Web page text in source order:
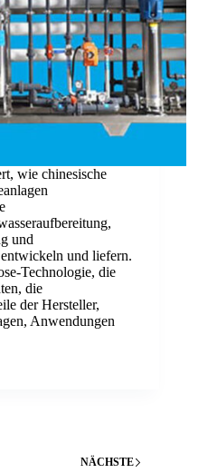
wie chinesische
und
und liefern.
Technologie, die
die
der Hersteller,
Anwendungen
NÄCHSTE